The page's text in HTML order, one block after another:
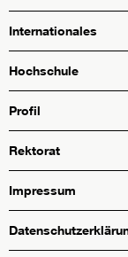
Internationales
Hochschule
Profil
Rektorat
Impressum